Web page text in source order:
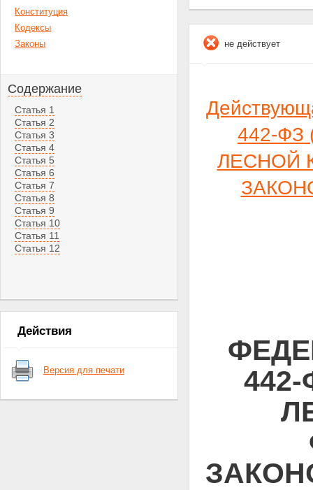
Конституция
Кодексы
Законы
Содержание
Статья 1
Статья 2
Статья 3
Статья 4
Статья 5
Статья 6
Статья 7
Статья 8
Статья 9
Статья 10
Статья 11
Статья 12
Действия
Версия для печати
не действует
442-ФЗ
ЛЕСНОЙ